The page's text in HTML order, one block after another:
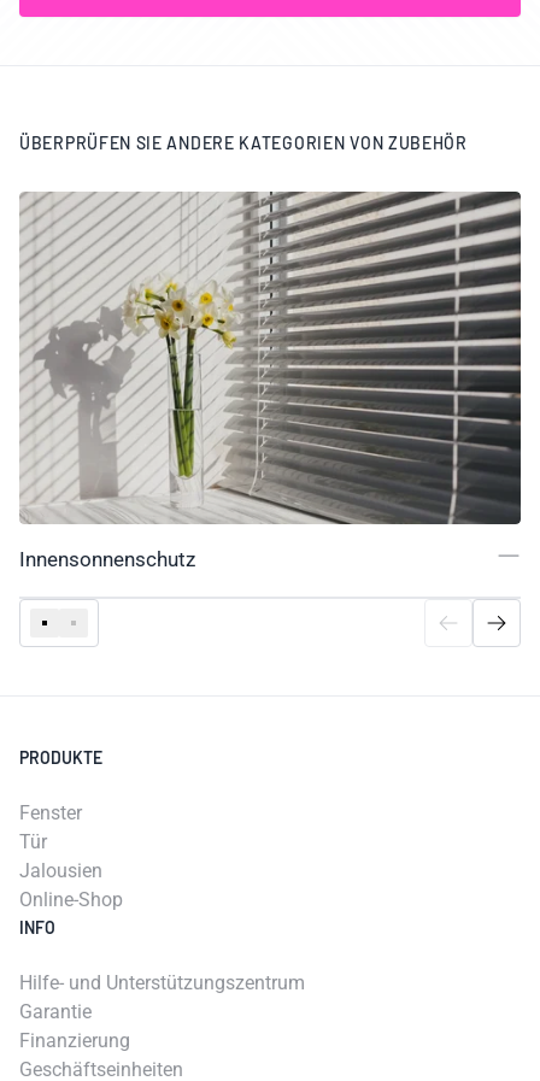
ÜBERPRÜFEN SIE ANDERE KATEGORIEN VON ZUBEHÖR
Innensonnenschutz
PRODUKTE
Fenster
Tür
Jalousien
Online-Shop
INFO
Hilfe- und Unterstützungszentrum
Garantie
Finanzierung
Geschäftseinheiten